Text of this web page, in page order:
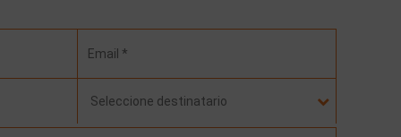
Seleccione destinatario